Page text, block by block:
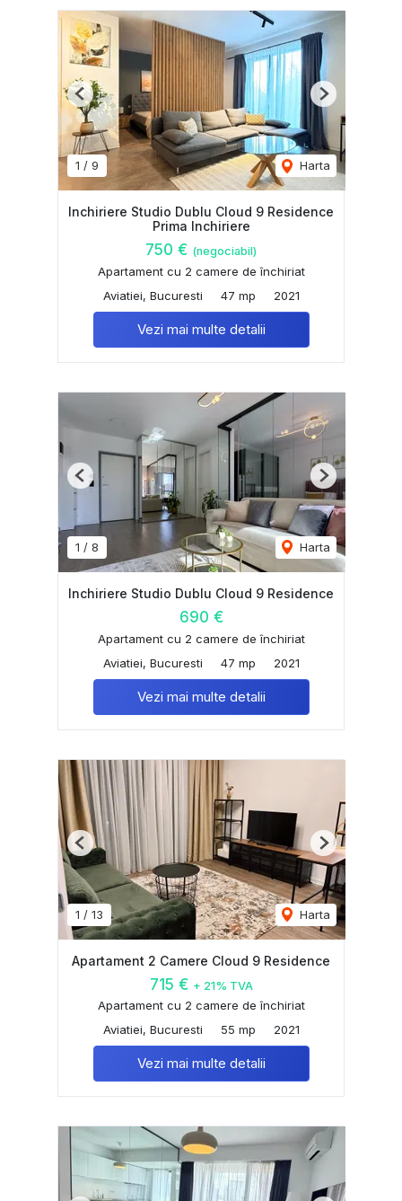
1 / 9 Harta
Previous Next
Inchiriere Studio Dublu Cloud 9 Residence
Prima Inchiriere
750 € (negociabil)
Apartament cu 2 camere de închiriat
Aviatiei, Bucuresti
47 mp 2021
Vezi mai multe detalii
1 / 8 Harta
Previous Next
Inchiriere Studio Dublu Cloud 9 Residence
690 €
Apartament cu 2 camere de închiriat
Aviatiei, Bucuresti
47 mp 2021
Vezi mai multe detalii
1 / 13 Harta
Previous Next
Apartament 2 Camere Cloud 9 Residence
715 € + 21% TVA
Apartament cu 2 camere de închiriat
Aviatiei, Bucuresti
55 mp 2021
Vezi mai multe detalii